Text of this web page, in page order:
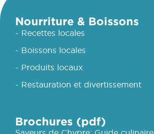
Nourriture & Boissons
- Recettes locales
- Boissons locales
- Produits locaux
- Restauration et divertissement
Brochures (pdf)